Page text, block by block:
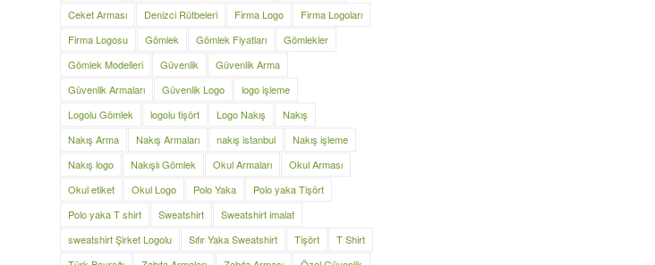
Ceket Arması
Denizci Rütbeleri Firma Logo
Firma Logoları
Firma Logosu
Gömlek Gömlek Fiyatları
Gömlekler
Gömlek Modelleri
Güvenlik
Güvenlik Arma
Güvenlik Armaları
Güvenlik Logo
logo işleme
Logolu Gömlek
logolu tişört Logo Nakış
Nakış
Nakış Arma
Nakış Armaları nakış istanbul
Nakış işleme
Nakış logo
Nakışlı Gömlek Okul Armaları
Okul Arması
Okul etiket
Okul Logo Polo Yaka
Polo yaka Tişört
Polo yaka T shirt
Sweatshirt
Sweatshirt imalat
sweatshirt Şirket Logolu
Sıfır Yaka Sweatshirt Tişört
T Shirt